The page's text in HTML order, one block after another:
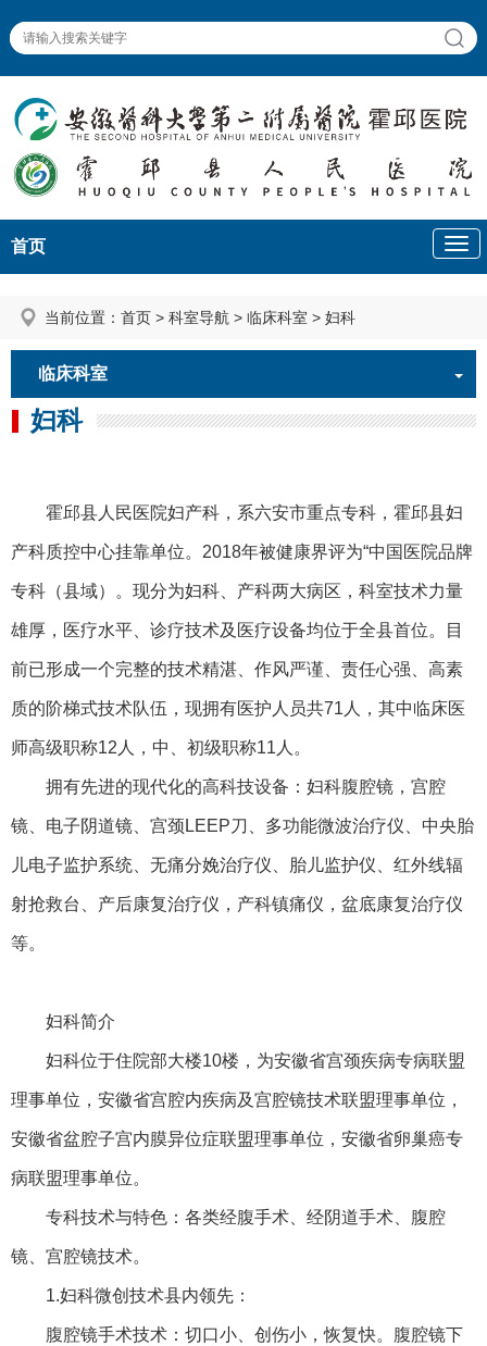
首页
当前位置： 首页 > 科室导航 > 临床科室 > 妇科
临床科室
妇科
霍邱县人民医院妇产科，系六安市重点专科，霍邱县妇
产科质控中心挂靠单位。2018年被健康界评为“中国医院品牌
专科（县域）。现分为妇科、产科两大病区，科室技术力量
雄厚，医疗水平、诊疗技术及医疗设备均位于全县首位。目
前已形成一个完整的技术精湛、作风严谨、责任心强、高素
质的阶梯式技术队伍，现拥有医护人员共71人，其中临床医
师高级职称12人，中、初级职称11人。
拥有先进的现代化的高科技设备：妇科腹腔镜，宫腔
镜、电子阴道镜、宫颈LEEP刀、多功能微波治疗仪、中央胎
儿电子监护系统、无痛分娩治疗仪、胎儿监护仪、红外线辐
射抢救台、产后康复治疗仪，产科镇痛仪，盆底康复治疗仪
等。
妇科简介
妇科位于住院部大楼10楼，为安徽省宫颈疾病专病联盟
理事单位，安徽省宫腔内疾病及宫腔镜技术联盟理事单位，
安徽省盆腔子宫内膜异位症联盟理事单位，安徽省卵巢癌专
病联盟理事单位。
专科技术与特色：各类经腹手术、经阴道手术、腹腔
镜、宫腔镜技术。
1.妇科微创技术县内领先：
腹腔镜手术技术：切口小、创伤小，恢复快。腹腔镜下